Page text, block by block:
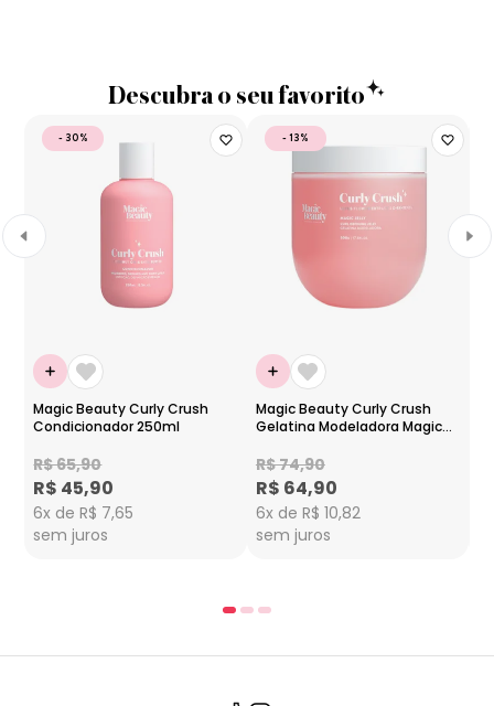
Descubra o seu favorito
Magic Beauty Curly Crush
Condicionador 250ml
R$ 65,90
R$ 45,90
6x de R$ 7,65
sem juros
- 30%
Magic Beauty Curly Crush
Gelatina Modeladora Magic
R$ 74,90
R$ 64,90
6x de R$ 10,82
sem juros
- 13%